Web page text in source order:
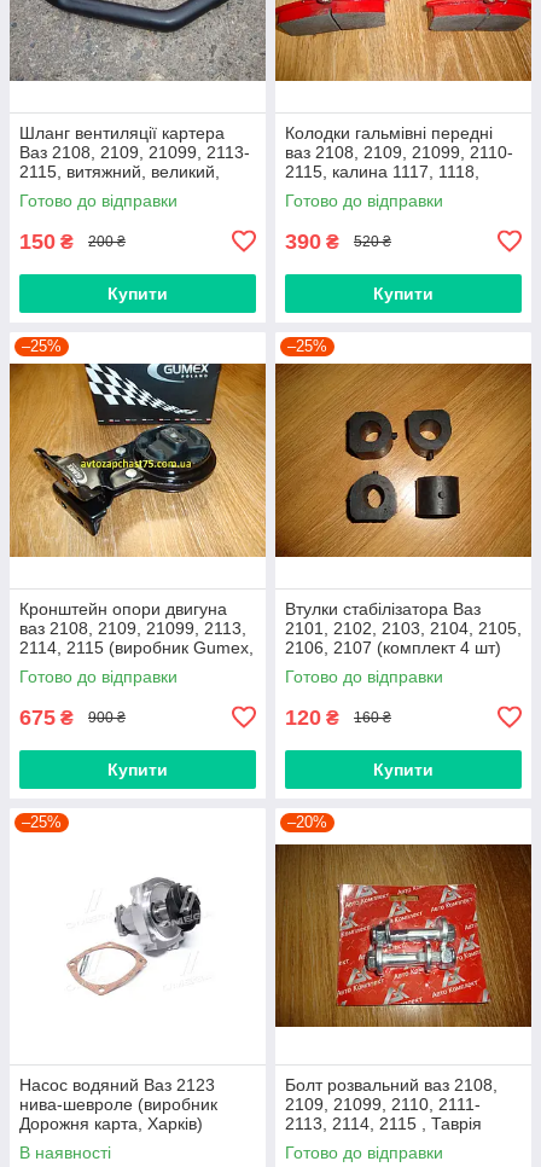
Шланг вентиляції картера
Ваз 2108, 2109, 21099, 2113-
2115, витяжний, великий,
нижній
Готово до відправки
150 ₴ 200 ₴
Купити
Колодки гальмівні передні
ваз 2108, 2109, 21099, 2110-
2115, калина 1117, 1118,
1119, приора 2170 (Raf,
Латвія)
Готово до відправки
390 ₴ 520 ₴
Купити
–25%
Кронштейн опори двигуна
ваз 2108, 2109, 21099, 2113,
2114, 2115 (виробник Gumex,
Польща)
Готово до відправки
675 ₴ 900 ₴
Купити
–25%
Втулки стабілізатора Ваз
2101, 2102, 2103, 2104, 2105,
2106, 2107 (комплект 4 шт)
виробник Gumex, Польща
Готово до відправки
120 ₴ 160 ₴
Купити
–25%
Насос водяний Ваз 2123
нива-шевроле (виробник
Дорожня карта, Харків)
В наявності
–20%
Болт розвальний ваз 2108,
2109, 21099, 2110, 2111-
2113, 2114, 2115 , Таврія
М12х60, стойки передньої
(Авто Комплект)
Готово до відправки